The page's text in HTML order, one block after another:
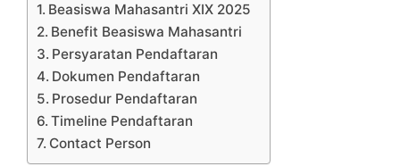
Beasiswa Mahasantri XIX 2025
Benefit Beasiswa Mahasantri
Persyaratan Pendaftaran
Dokumen Pendaftaran
Prosedur Pendaftaran
Timeline Pendaftaran
Contact Person